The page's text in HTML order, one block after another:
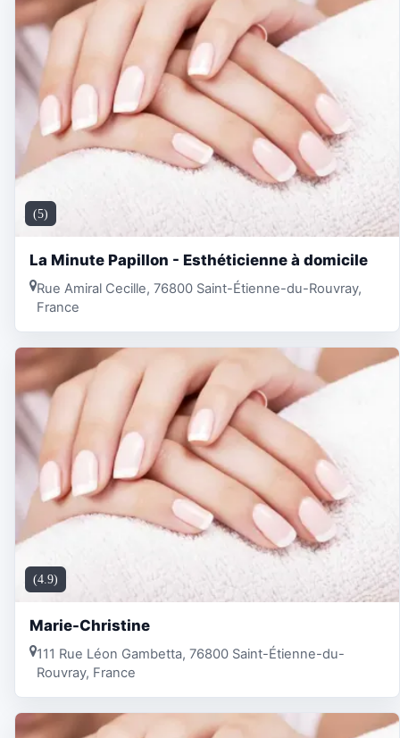
(5)
La Minute Papillon - Esthéticienne à domicile
Rue Amiral Cecille, 76800 Saint-Étienne-du-Rouvray,
France
(4.9)
Marie-Christine
111 Rue Léon Gambetta, 76800 Saint-Étienne-du-
Rouvray, France